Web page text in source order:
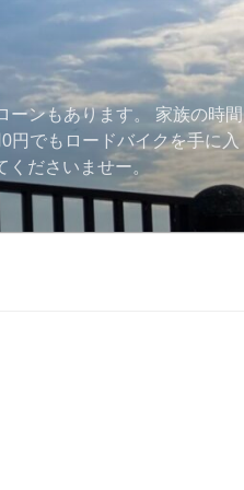
ーンもあります。 家族の時間
円でもロードバイクを手に入
ださいませー。